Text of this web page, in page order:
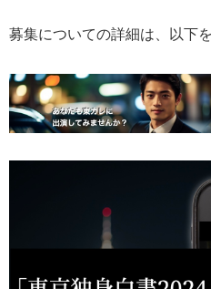
募集についての詳細は、以下